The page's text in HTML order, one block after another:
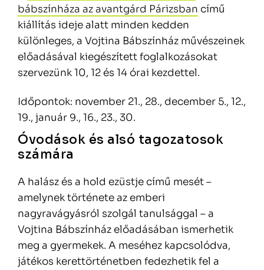
bábszínháza az avantgárd Párizsban című
kiállítás ideje alatt minden kedden
különleges, a Vojtina Bábszínház művészeinek
előadásával kiegészített foglalkozásokat
szervezünk 10, 12 és 14 órai kezdettel.
Időpontok: november 21., 28., december 5., 12.,
19., január 9., 16., 23., 30.
Óvodások és alsó tagozatosok
számára
A halász és a hold ezüstje című mesét –
amelynek története az emberi
nagyravágyásról szolgál tanulsággal – a
Vojtina Bábszínház előadásában ismerhetik
meg a gyermekek. A meséhez kapcsolódva,
játékos kerettörténetben fedezhetik fel a